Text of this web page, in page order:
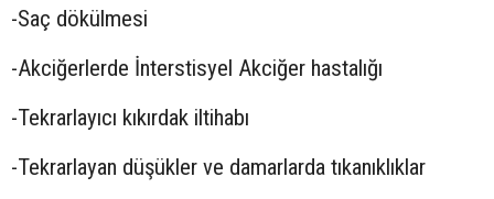
-Saç dökülmesi
-Akciğerlerde İnterstisyel Akciğer hastalığı
-Tekrarlayıcı kıkırdak iltihabı
-Tekrarlayan düşükler ve damarlarda tıkanıklıklar